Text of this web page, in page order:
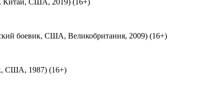
боевик, США, Великобритания, 2009) (16+)
США, 1987) (16+)